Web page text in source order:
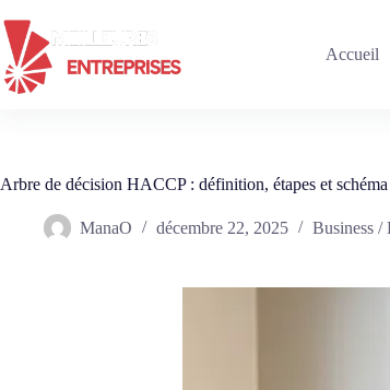
au
contenu
Accueil
Arbre de décision HACCP : définition, étapes et schéma
ManaO décembre 22, 2025 Business /